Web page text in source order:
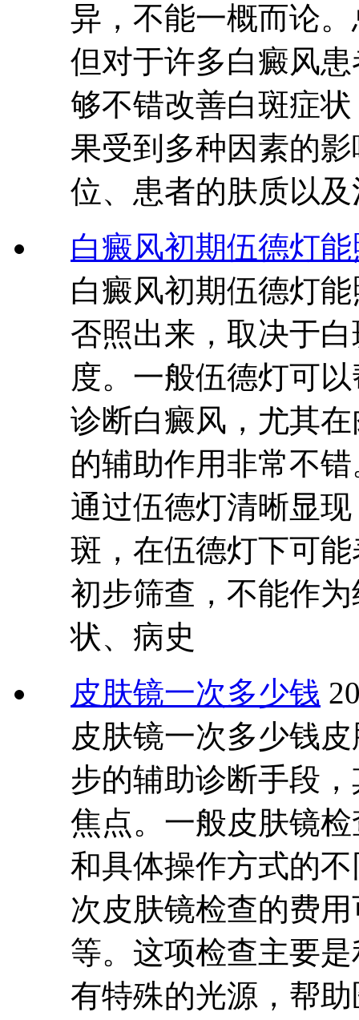
异，不能一概而论
但对于许多白癜风
够不错改善白斑症
果受到多种因素的
位、患者的肤质以
白癜风初期伍德灯
白癜风初期伍德灯
否照出来，取决于
度。一般伍德灯可
诊断白癜风，尤其
的辅助作用非常不
通过伍德灯清晰显
斑，在伍德灯下可
初步筛查，不能作
状、病史
皮肤镜一次多少钱
皮肤镜一次多少钱
步的辅助诊断手段
焦点。一般皮肤镜
和具体操作方式的
次皮肤镜检查的费
等。这项检查主要
有特殊的光源，帮